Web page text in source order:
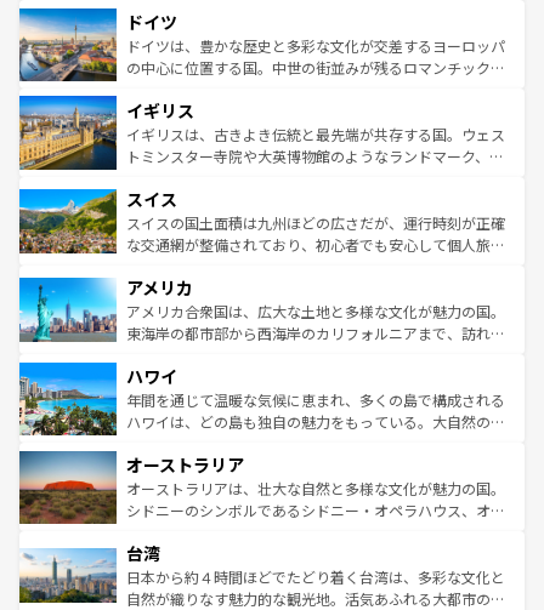
せる。地方によって風土や気候が異なるスペインはその個
性で訪れる人を魅了する。 なお、新着のスペイン情報は コ
ンテンツ一覧を参照してほしい。
で、幅広い魅力が詰まっている。華麗な宮殿、歴史的な大
聖堂、美しいビーチ、そして豊かな自然が、訪れる者を心
から魅了する。また、フランスは美食の国としても知ら
いる。シャンパンの発祥地であるランス、プロヴァンスの
香り高いラベンダー畑など、多彩な楽しみ方が可能だ。さ
らに、パリ以外の地域にも魅力が溢れており、どの街角に
れる地方に足を運ぶとそれぞれで全く異なる文化を体験で
きるだろう。 なお、新着のフランス情報はコンテンツ一覧
を参照してほしい。
ドイツ
ドイツは、豊かな歴史と多彩な文化が交差するヨーロッパ
の中心に位置する国。中世の街並みが残るロマンチック街
顔を持つこの国は、どこを歩いても飽きることがない。ベ
ルリンの文化的活気、バイエルン州のアルプスの絶景、そ
してライン川沿いのワイン畑といった風景は必見。ビール
は、お酒好きな人にはぜひ体験してほしい。 なお、新着の
ドイツ情報はコンテンツ一覧を参照してほしい。
イギリス
イギリスは、古きよき伝統と最先端が共存する国。ウェス
トミンスター寺院や大英博物館のようなランドマーク、歴
リアごとに異なる魅力がある。また、優雅なアフタヌーン
ティー、ビール好きにはたまらない英国パブ、サッカー観
戦など、本場だからこそできる体験も豊富。イギリスを旅
ンツ一覧を参照してほしい。
スイス
スイスの国土面積は九州ほどの広さだが、運行時刻が正確
な交通網が整備されており、初心者でも安心して個人旅行
の建物がそのまま残る町や、スイスならではのユニークな
博物館もあり、アルプス観光だけでなく町歩きも満喫する
ことができる。国民の所得が高いため物価も高いが、旅行
ば市内交通費無料で観光を楽しむこともできる。 なお、新
着のスイス情報はコンテンツ一覧 を参照してほしい。
アメリカ
アメリカ合衆国は、広大な土地と多様な文化が魅力の国。
東海岸の都市部から西海岸のカリフォルニアまで、訪れる
のような巨大都市は、観光、ショッピング、エンターテイ
ンメントが詰まった刺激的なスポットだ。一方、アメリカ
西部には大自然が広がり、グランドキャニオンやイエロー
部のニューオーリンズでは、音楽と美食が融合した独特の
文化が魅力。旅行者はアメリカの各地域で異なる魅力を楽
しみながら、その多様性と豊かな歴史を感じることができ
ならではの贅沢な旅のスタイルだ。 なお、新着のアメリカ
情報はコンテンツ一覧を参照してほしい。
ハワイ
年間を通じて温暖な気候に恵まれ、多くの島で構成される
ハワイは、どの島も独自の魅力をもっている。大自然の神
ワイ島は見逃せない。また、定番の観光地といえばオアフ
島だが、静かな自然を求めるならマウイ島やカウアイ島が
おすすめ。エメラルドグリーンに輝く海をはじめ、豊かな
れるおもてなしの心で訪れる人々を迎えてくれるハワイの
人々、おいしいローカルフードやハワイアンミュージッ
ク、伝統的なフラダンスなど、すべてがハワイの魅力を彩
オーストラリア
オーストラリアは、壮大な自然と多様な文化が魅力の国。
シドニーのシンボルであるシドニー・オペラハウス、オー
リアリーフや大陸中央部にそびえるウルル（エアーズロッ
ク）、タスマニアの美しい原生林やケアンズの熱帯雨林な
ど、見どころがたくさん。また、カフェやワイン、オージ
台湾
日本から約４時間ほどでたどり着く台湾は、多彩な文化と
自然が織りなす魅力的な観光地。活気あふれる大都市の台